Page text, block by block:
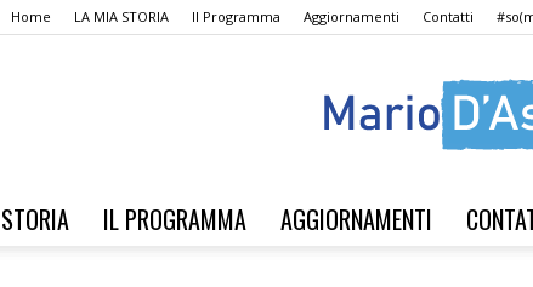
Home LA MIA STORIA Il Programma Aggiornamenti Contatti
IL PROGRAMMA AGGIORNAMENTI